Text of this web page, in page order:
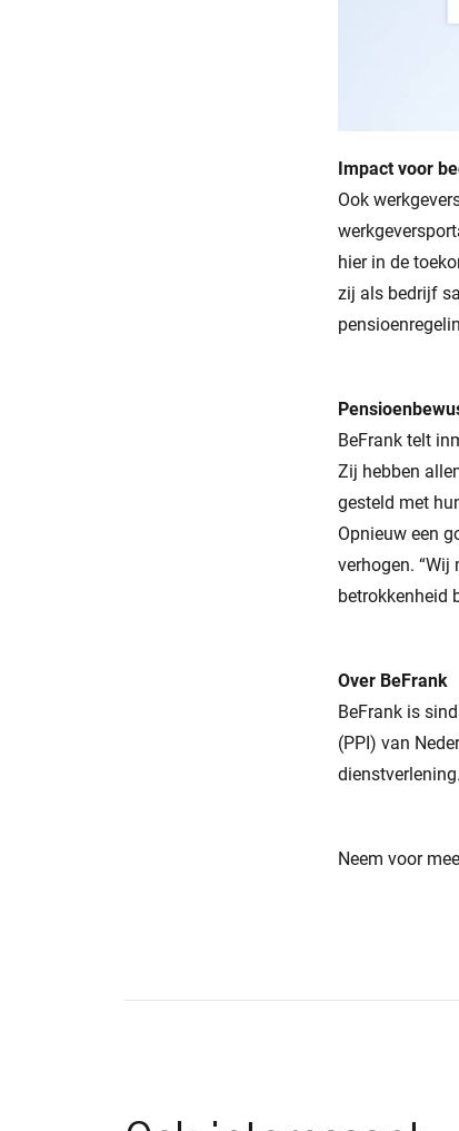
Impact voor
Ook
hier in de
zij als bedrijf
BeFrank telt
Zij hebben
gesteld met
Opnieuw een
verhogen. “Wij
betrokkenheid
Over BeFrank
BeFrank is
(PPI) van
Neem voor